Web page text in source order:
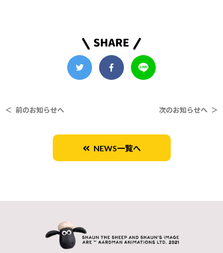
＜ 前のお知らせへ 次のお知らせへ ＞
NEWS一覧へ